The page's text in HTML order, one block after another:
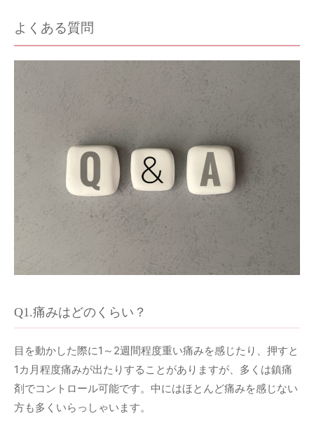
よくある質問
Q1.痛みはどのくらい？
目を動かした際に1～2週間程度重い痛みを感じたり、押すと
1カ月程度痛みが出たりすることがありますが、多くは鎮痛
剤でコントロール可能です。中にはほとんど痛みを感じない
方も多くいらっしゃいます。